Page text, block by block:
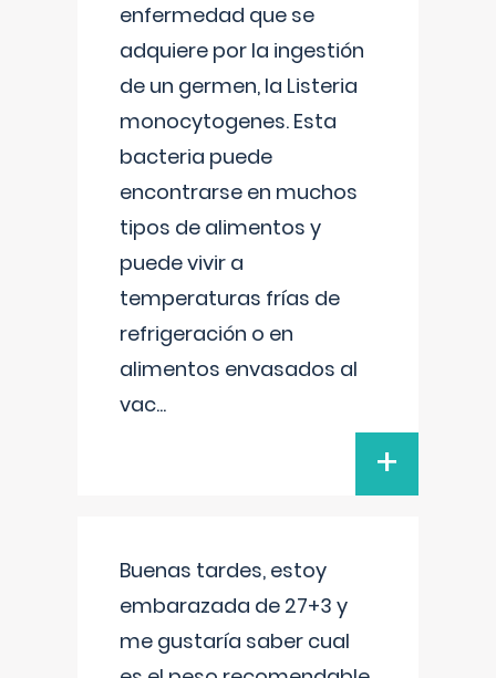
enfermedad que se
adquiere por la ingestión
de un germen, la Listeria
monocytogenes. Esta
bacteria puede
encontrarse en muchos
tipos de alimentos y
puede vivir a
temperaturas frías de
refrigeración o en
alimentos envasados al
vac...
+
Buenas tardes, estoy
embarazada de 27+3 y
me gustaría saber cual